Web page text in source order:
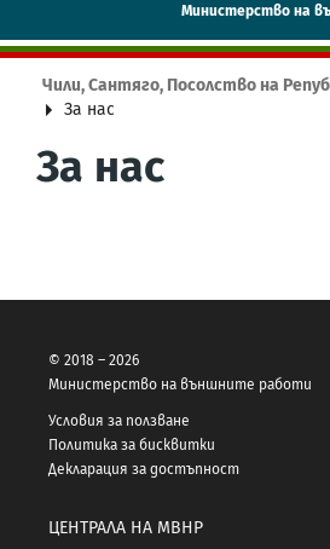
Mинистерство на
Чили, Сантяго, Посолство на
За нас
За нас
© 2018 – 2026
Министерство на външните работи
Условия за ползване
Политика за бисквитки
Декларация за достъпност
ЦЕНТРАЛА НА МВНР